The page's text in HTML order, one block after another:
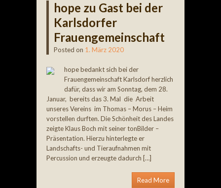
hope zu Gast bei der
Karlsdorfer
Frauengemeinschaft
Posted on 1. März 2020
hope bedankt sich bei der
Frauengemeinschaft Karlsdorf herzlich
dafür, dass wir am Sonntag, dem 28.
Januar, bereits das 3. Mal die Arbeit
unseres Vereins im Thomas – Morus – Heim
vorstellen durften. Die Schönheit des Landes
zeigte Klaus Boch mit seiner tonBilder –
Präsentation. Hierzu hinterlegte er
Landschafts- und Tieraufnahmen mit
Percussion und erzeugte dadurch […]
Read More